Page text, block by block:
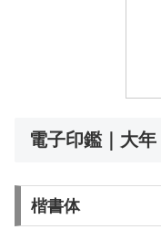
電子印鑑｜大年
楷書体